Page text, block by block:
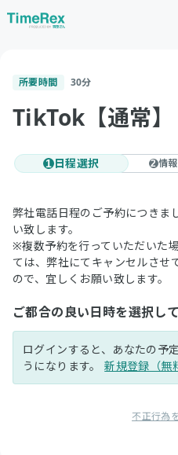
所要時間 30分
TikTok【通常】
1 日程選択 2情
弊社電話日程のご予約につきま
い致します。
※複数予約を行っていただいた
ては、弊社にてキャンセルさせ
ので、宜しくお願い致します。
ご都合の良い日時を選択し
ログインすると、あなたの予
うになります。新規登録（無
不正行為